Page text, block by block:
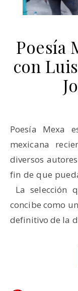
Poesía
con
Poesía Mexa es un archivo virtual de poesía
mexicana
diversos
fin de que
La selección
concibe como
definitivo de la